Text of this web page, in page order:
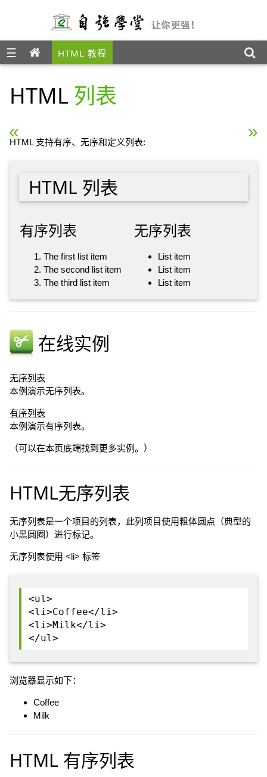
☰ HTML 教程
HTML 列表
« HTML 表格 HTML 区块 »
HTML 支持有序、无序和定义列表:
HTML 列表
有序列表
The first list item
The second list item
The third list item
无序列表
List item
List item
List item
在线实例
无序列表
本例演示无序列表。
有序列表
本例演示有序列表。
（可以在本页底端找到更多实例。）
HTML无序列表
无序列表是一个项目的列表，此列项目使用粗体圆点（典型的
小黑圆圈）进行标记。
无序列表使用 <li> 标签
<ul>
<li>Coffee</li>
<li>Milk</li>
</ul>
浏览器显示如下：
Coffee
Milk
HTML 有序列表